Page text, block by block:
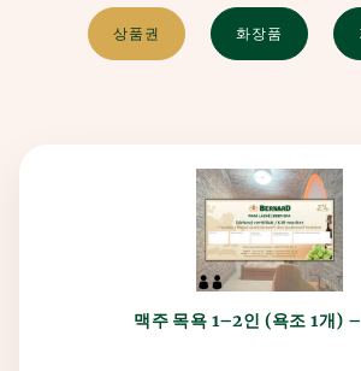
상품권 화장품
맥주 목욕 1–2인 (욕조 1개)